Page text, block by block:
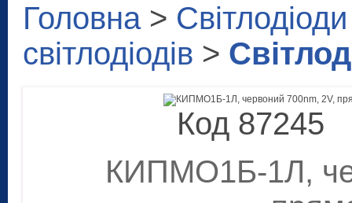
Головна>
світлодіодів >
Код 87245
КИПМО1Б-1Л,